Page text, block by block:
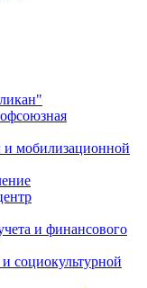
и мобилизационной
и финансового
социокультурной